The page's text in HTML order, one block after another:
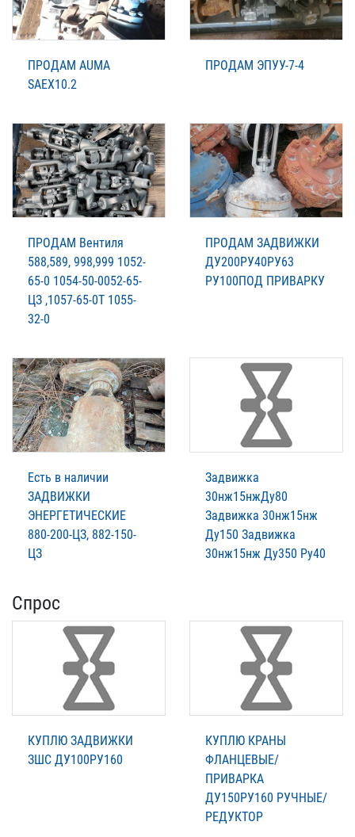
ПРОДАМ AUMA
SAEX10.2
ПРОДАМ ЭПУУ-7-4
ПРОДАМ Вентиля
588,589, 998,999 1052-
65-0 1054-50-0052-65-
ЦЗ ,1057-65-0Т 1055-
32-0
ПРОДАМ ЗАДВИЖКИ
ДУ200РУ40РУ63
РУ100ПОД ПРИВАРКУ
Есть в наличии
ЗАДВИЖКИ
ЭНЕРГЕТИЧЕСКИЕ
880-200-ЦЗ, 882-150-
ЦЗ
Задвижка
30нж15нжДу80
Задвижка 30нж15нж
Ду150 Задвижка
30нж15нж Ду350 Ру40
Спрос
КУПЛЮ ЗАДВИЖКИ
ЗШС ДУ100РУ160
КУПЛЮ КРАНЫ
ФЛАНЦЕВЫЕ/
ПРИВАРКА
ДУ150РУ160 РУЧНЫЕ/
РЕДУКТОР